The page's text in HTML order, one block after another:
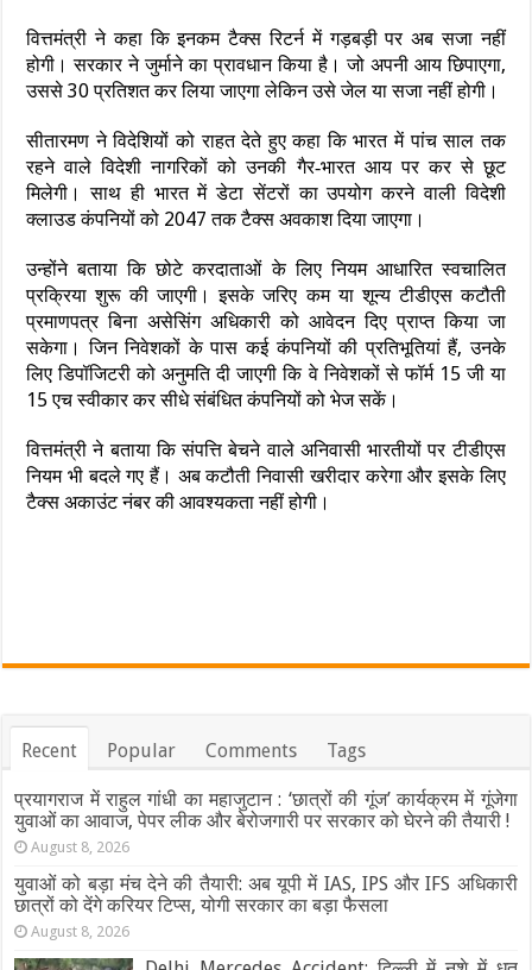
वित्तमंत्री ने कहा कि इनकम टैक्स रिटर्न में गड़बड़ी पर अब सजा नहीं
होगी। सरकार ने जुर्माने का प्रावधान किया है। जो अपनी आय छिपाएगा,
उससे 30 प्रतिशत कर लिया जाएगा लेकिन उसे जेल या सजा नहीं होगी।
सीतारमण ने विदेशियों को राहत देते हुए कहा कि भारत में पांच साल तक
रहने वाले विदेशी नागरिकों को उनकी गैर‑भारत आय पर कर से छूट
मिलेगी। साथ ही भारत में डेटा सेंटरों का उपयोग करने वाली विदेशी
क्लाउड कंपनियों को 2047 तक टैक्स अवकाश दिया जाएगा।
उन्होंने बताया कि छोटे करदाताओं के लिए नियम आधारित स्वचालित
प्रक्रिया शुरू की जाएगी। इसके जरिए कम या शून्य टीडीएस कटौती
प्रमाणपत्र बिना असेसिंग अधिकारी को आवेदन दिए प्राप्त किया जा
सकेगा। जिन निवेशकों के पास कई कंपनियों की प्रतिभूतियां हैं, उनके
लिए डिपॉजिटरी को अनुमति दी जाएगी कि वे निवेशकों से फॉर्म 15 जी या
15 एच स्वीकार कर सीधे संबंधित कंपनियों को भेज सकें।
वित्तमंत्री ने बताया कि संपत्ति बेचने वाले अनिवासी भारतीयों पर टीडीएस
नियम भी बदले गए हैं। अब कटौती निवासी खरीदार करेगा और इसके लिए
टैक्स अकाउंट नंबर की आवश्यकता नहीं होगी।
Recent Popular Comments Tags
प्रयागराज में राहुल गांधी का महाजुटान : ‘छात्रों की गूंज’ कार्यक्रम में गूंजेगा
युवाओं का आवाज, पेपर लीक और बेरोजगारी पर सरकार को घेरने की तैयारी !
August 8, 2026
युवाओं को बड़ा मंच देने की तैयारी: अब यूपी में IAS, IPS और IFS अधिकारी
छात्रों को देंगे करियर टिप्स, योगी सरकार का बड़ा फैसला
August 8, 2026